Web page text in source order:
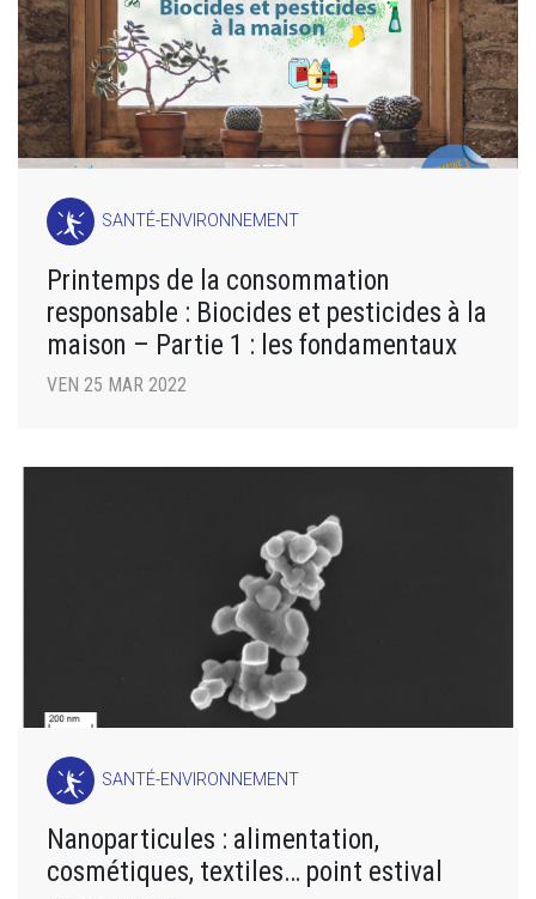
SANTÉ-ENVIRONNEMENT
Printemps de la consommation
responsable : Biocides et pesticides à la
maison – Partie 1 : les fondamentaux
VEN 25 MAR 2022
SANTÉ-ENVIRONNEMENT
Nanoparticules : alimentation,
cosmétiques, textiles… point estival